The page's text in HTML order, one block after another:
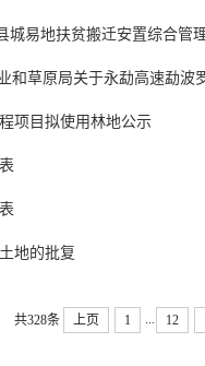
城易地扶贫搬迁安置综合管
和草原局关于永勐高速勐波
项目拟使用林地公示
地的批复
共328条 上页 1 12